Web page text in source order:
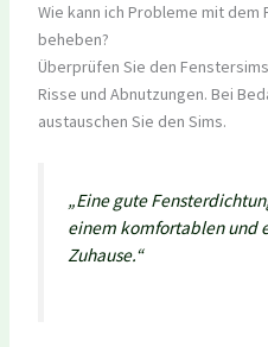
Wie kann ich Probleme mit
beheben?
Überprüfen Sie den
Risse und Abnutzungen. Bei
austauschen Sie den Sims.
„Eine gute
einem komfortablen und
Zuhause.“